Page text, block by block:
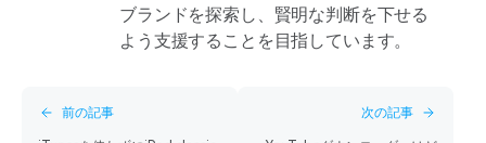
ブランドを探索し、賢明な判断を下せる
よう支援することを目指しています。
前の記事 次の記事